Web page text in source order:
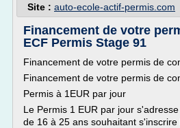
Site : auto-ecole-actif-permis.com
Financement de votre
ECF Permis Stage 91
Financement de votre permis de
Financement de votre permis de
Permis à 1EUR par jour
Le Permis 1 EUR par jour
de 16 à 25 ans souhaitant